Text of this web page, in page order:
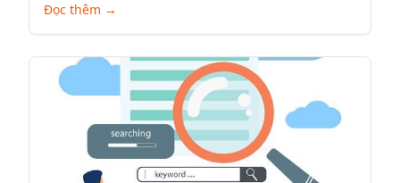
và tối đa hóa doanh thu xuất khẩu trên nền tảng
thương mại điện tử toàn cầu.
Đọc thêm →